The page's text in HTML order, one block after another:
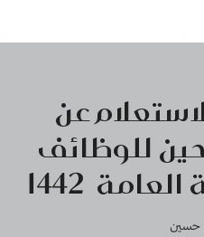
عن
للوظائف
1442
حسين